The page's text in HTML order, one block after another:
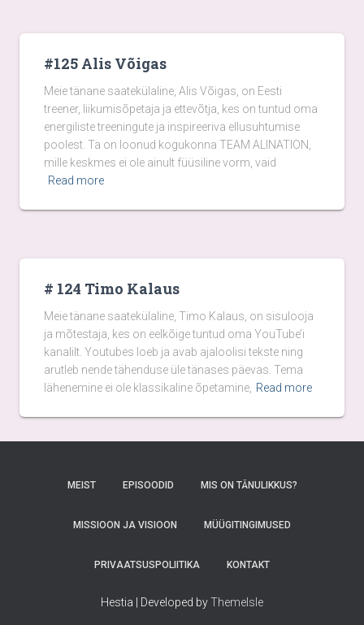
#125 Alis Võigas
Meie tänane saatekülaline, Alis Võigas, on Eesti
treener, liikumisõpetaja ja ettevõtja, kes on tuntud oma
energiliste treeningute ja inspireeriva ellusuhtumise
poolest. Ta on loonud kogukonna TEAM ALINATION,
mille keskmes ei ole ainult füüsiline vorm, vaid
Read more
# 124 Timo Kalaus
Meie tänane saatekülaline, Timo Kalaus, on sisulooja
ja mõtestaja, kes on eelkõige tuntud oma YouTube’i
kanalilt. Youtubes loeb ja avab ajaloolisi tekste ning
arutleb nende tähenduse üle tänases päevas. Tema
lähenemine ei ole klassikaline õpetamine, Read more
MEIST EPISOODID MIS ON TÄNULIKKUS?
MISSIOON JA VISIOON MÜÜGITINGIMUSED
PRIVAATSUSPOLIITIKA KONTAKT
Hestia | Developed byThemeIsle